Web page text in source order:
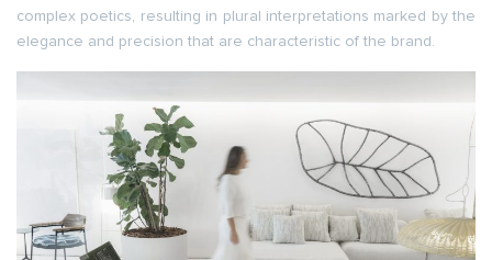
complex poetics, resulting in plural interpretations marked by the
elegance and precision that are characteristic of the brand.